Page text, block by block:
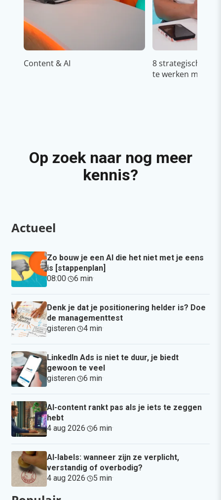
Content & AI
8 strategische
te werken met
Op zoek naar nog meer
kennis?
Actueel
Zo bouw je een AI die het niet met je eens
is [stappenplan]
08:00· 6 min·
Denk je dat je positionering helder is? Doe
de managementtest
gisteren· 4 min·
LinkedIn Ads is niet te duur, je biedt
gewoon te veel
gisteren· 6 min·
AI-content rankt pas als je iets te zeggen
hebt
4 aug 2026· 6 min·
AI-labels: wanneer zijn ze verplicht,
verstandig of overbodig?
4 aug 2026· 5 min·